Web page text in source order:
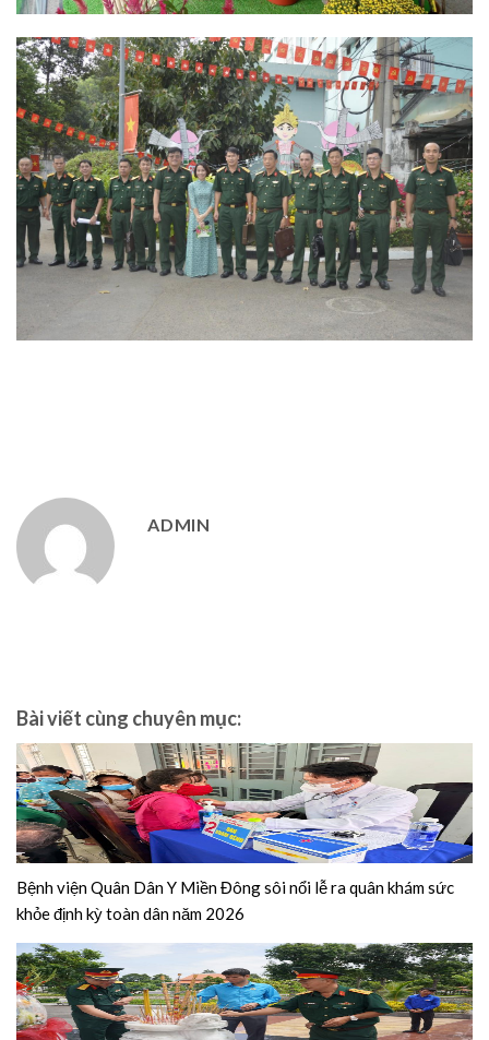
ADMIN
Bài viết cùng chuyên mục:
Bệnh viện Quân Dân Y Miền Đông sôi nổi lễ ra quân khám sức
khỏe định kỳ toàn dân năm 2026